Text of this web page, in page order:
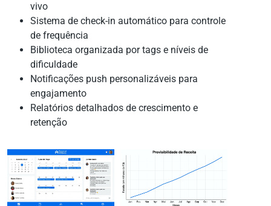
vivo
Sistema de check-in automático para controle
de frequência
Biblioteca organizada por tags e níveis de
dificuldade
Notificações push personalizáveis para
engajamento
Relatórios detalhados de crescimento e
retenção